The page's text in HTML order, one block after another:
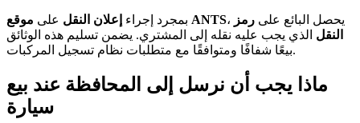
بمجرد إجراء إعلان النقل على موقع ANTS ، يحصل البائع على رمز
النقل الذي يجب عليه نقله إلى المشتري. يضمن تسليم هذه الوثائق
بيعًا شفافًا ومتوافقًا مع متطلبات نظام تسجيل المركبات.
ماذا يجب أن نرسل إلى المحافظة عند بيع
سيارة